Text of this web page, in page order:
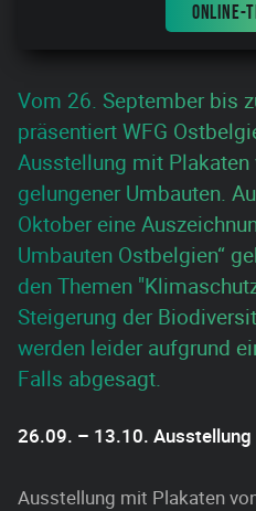
ONLINE-
Vom 26. September bis
präsentiert WFG
Ausstellung mit
gelungener Umbauten.
Oktober eine
Umbauten Ostbelgien“
den Themen
Steigerung der
werden leider aufgrund
Falls abgesagt.
26.09. – 13.10. Ausstellung
Ausstellung mit Plakaten